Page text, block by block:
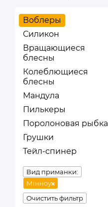
Воблеры
Силикон
Вращающиеся
блесны
Колеблющиеся
блесны
Мандула
Пилькеры
Поролоновая рыбка
Грушки
Тейл-спинер
Вид приманки:
Мінноу
Очистить фильтр